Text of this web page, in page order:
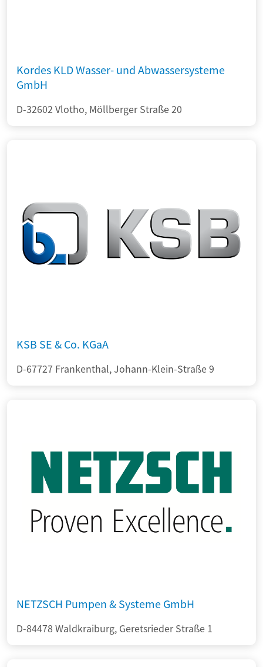
Kordes KLD Wasser- und Abwassersysteme
GmbH
D-32602 Vlotho, Möllberger Straße 20
KSB SE & Co. KGaA
D-67727 Frankenthal, Johann-Klein-Straße 9
NETZSCH Pumpen & Systeme GmbH
D-84478 Waldkraiburg, Geretsrieder Straße 1